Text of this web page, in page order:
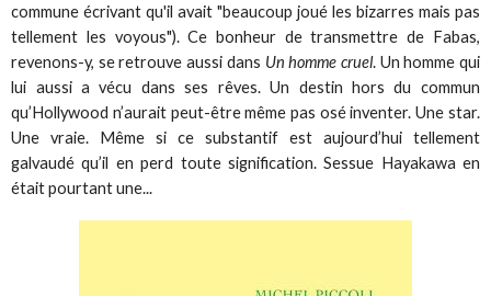
commune écrivant qu'il avait "beaucoup joué les bizarres mais pas
tellement les voyous"). Ce bonheur de transmettre de Fabas,
revenons-y, se retrouve aussi dans Un homme cruel. Un homme qui
lui aussi a vécu dans ses rêves. Un destin hors du commun
qu’Hollywood n’aurait peut-être même pas osé inventer. Une star.
Une vraie. Même si ce substantif est aujourd’hui tellement
galvaudé qu’il en perd toute signification. Sessue Hayakawa en
était pourtant une...